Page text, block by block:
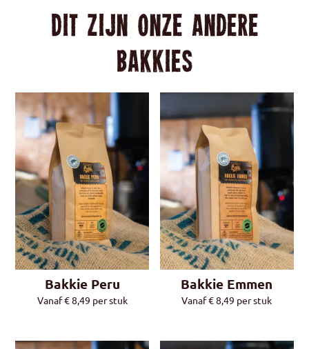
Dit zijn onze andere
Bakkies
Bakkie Peru
Vanaf€8,49 per stuk
Bakkie Emmen
Vanaf€8,49 per stuk